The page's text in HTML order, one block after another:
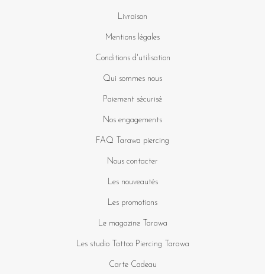
Livraison
Mentions légales
Conditions d'utilisation
Qui sommes nous
Paiement sécurisé
Nos engagements
FAQ Tarawa piercing
Nous contacter
Les nouveautés
Les promotions
Le magazine Tarawa
Les studio Tattoo Piercing Tarawa
Carte Cadeau